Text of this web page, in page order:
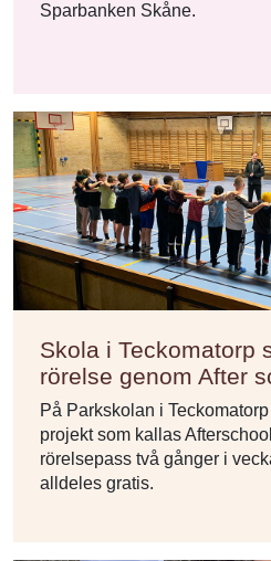
Sparbanken Skåne.
Skola i Teckomatorp
rörelse genom After
På Parkskolan i
projekt som kallas
rörelsepass två gånger i
alldeles gratis.